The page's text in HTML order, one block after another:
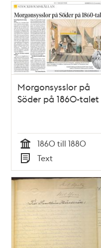
Morgonsysslor på
Söder på 1860-talet
Tid
1860 till 1880
Typ
Text